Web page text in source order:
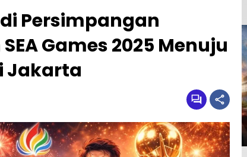
Persimpangan
Games 2025 Menuju
Jakarta